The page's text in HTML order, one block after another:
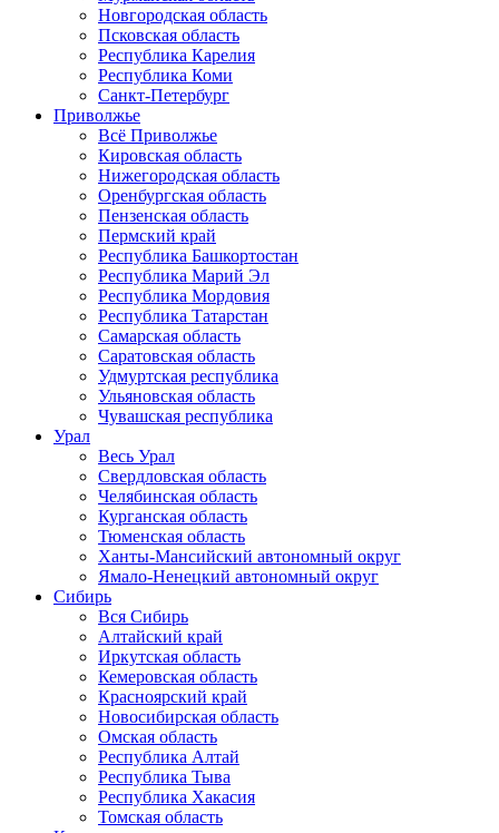
Новгородская область
Псковская область
Республика Карелия
Республика Коми
Санкт-Петербург
Приволжье
Всё Приволжье
Кировская область
Нижегородская область
Оренбургская область
Пензенская область
Пермский край
Республика Башкортостан
Республика Марий Эл
Республика Мордовия
Республика Татарстан
Самарская область
Саратовская область
Удмуртская республика
Ульяновская область
Чувашская республика
Урал
Весь Урал
Свердловская область
Челябинская область
Курганская область
Тюменская область
Ханты-Мансийский автономный округ
Ямало-Ненецкий автономный округ
Сибирь
Вся Сибирь
Алтайский край
Иркутская область
Кемеровская область
Красноярский край
Новосибирская область
Омская область
Республика Алтай
Республика Тыва
Республика Хакасия
Томская область